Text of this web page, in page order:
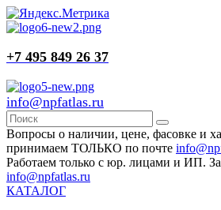
+7 495 849 26 37
info@npfatlas.ru
Вопросы о наличии, цене, фасовке и
принимаем ТОЛЬКО по почте
Работаем только с юр. лицами и ИП.
info@npfatlas.ru
КАТАЛОГ